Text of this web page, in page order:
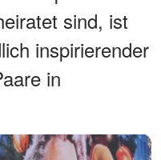
sind, ist
inspirierender
in